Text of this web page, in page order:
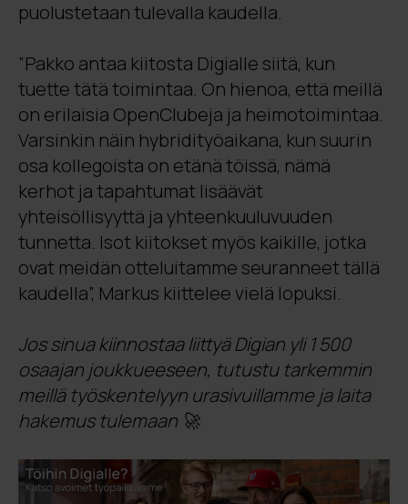
puolustetaan tulevalla kaudella.
”Pakko antaa kiitosta Digialle siitä, kun
tuette tätä toimintaa. On hienoa, että meillä
on erilaisia OpenClubeja ja heimotoimintaa.
Varsinkin näin hybridityöaikana, kun suurin
osa kollegoista on etänä töissä, nämä
kerhot ja tapahtumat lisäävät
yhteisöllisyyttä ja yhteenkuuluvuuden
tunnetta. Isot kiitokset myös kaikille, jotka
ovat meidän otteluitamme seuranneet tällä
kaudella”, Markus kiittelee vielä lopuksi.
Jos sinua kiinnostaa liittyä Digian yli 1 500
osaajan joukkueeseen, tutustu tarkemmin
meillä työskentelyyn urasivuillamme ja laita
hakemus tulemaan 🚀